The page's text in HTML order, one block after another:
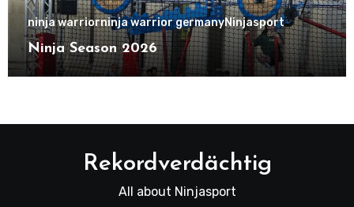
ninja warriorninja warrior germanyNinjasport
Ninja Season 2026
Rekordverdächtig
All about Ninjasport